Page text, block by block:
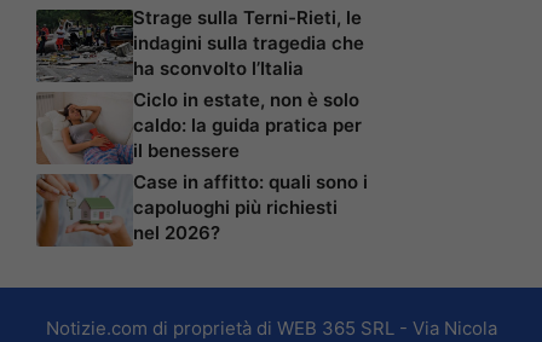
Strage sulla Terni-Rieti, le
indagini sulla tragedia che
ha sconvolto l’Italia
Ciclo in estate, non è solo
caldo: la guida pratica per
il benessere
Case in affitto: quali sono i
capoluoghi più richiesti
nel 2026?
Notizie.com di proprietà di WEB 365 SRL - Via Nicola